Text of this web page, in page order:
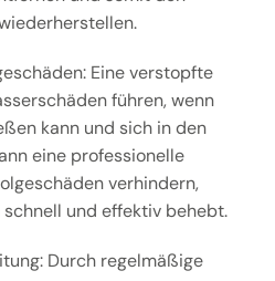
Eine verstopfte
führen, wenn
kann und sich in den
eine professionelle
verhindern,
und effektiv behebt.
Durch regelmäßige